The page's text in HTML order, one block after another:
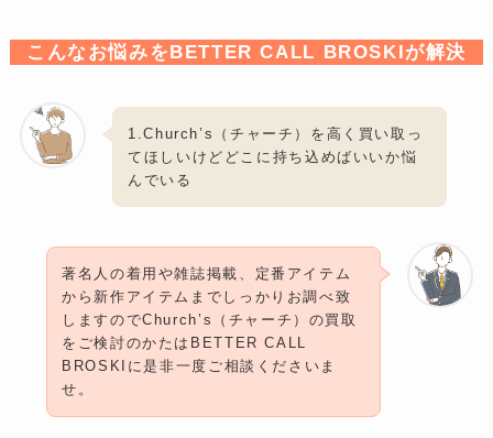
こんなお悩みをBETTER CALL BROSKIが解決
1.Church’s（チャーチ）を高く買い取っ
てほしいけどどこに持ち込めばいいか悩
んでいる
著名人の着用や雑誌掲載、定番アイテム
から新作アイテムまでしっかりお調べ致
しますのでChurch’s（チャーチ）の買取
をご検討のかたはBETTER CALL
BROSKIに是非一度ご相談くださいま
せ。